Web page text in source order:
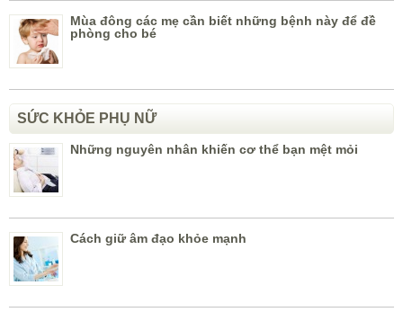
Mùa đông các mẹ cần biết những bệnh này để đề
phòng cho bé
SỨC KHỎE PHỤ NỮ
Những nguyên nhân khiến cơ thể bạn mệt mỏi
Cách giữ âm đạo khỏe mạnh